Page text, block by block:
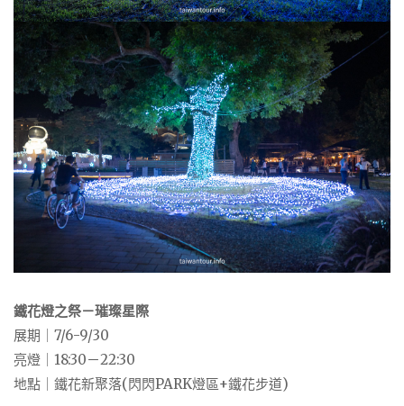
鐵花燈之祭－璀璨星際
展期｜7/6-9/30
亮燈｜18:30－22:30
地點｜鐵花新聚落(閃閃PARK燈區+鐵花步道)